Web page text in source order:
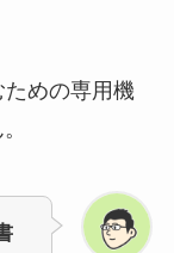
めの専用機